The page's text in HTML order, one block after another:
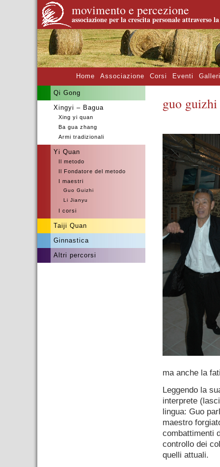
movimento e percezione
associazione per la crescita personale attraverso
Home Associazione Corsi Eventi
Qi Gong
Xingyi – Bagua
Xing yi quan
Ba gua zhang
Armi tradizionali
Yi Quan
Il metodo
Il Fondatore del metodo
I maestri
Guo Guizhi
Li Jianyu
I corsi
Taiji Quan
Ginnastica
Altri percorsi
guo guizhi
ma anche la
Leggendo la
interprete
lingua: Guo
maestro
combattimenti
controllo dei
quelli attuali.